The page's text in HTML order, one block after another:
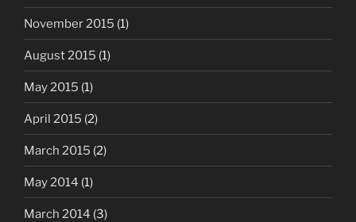
November 2015 (1)
August 2015 (1)
May 2015 (1)
April 2015 (2)
March 2015 (2)
May 2014 (1)
March 2014 (3)